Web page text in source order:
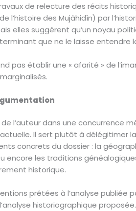
de relecture des récits
l’histoire des Mujâhidîn) par
elles suggèrent qu’un noyau
que ne le laisse entendre
pas établir une « afarité » de
l’auteur dans une concurrence
Il sert plutôt à délégitimer
concrets du dossier : la
encore les traditions
historique.
prêtées à l’analyse publiée
historiographique